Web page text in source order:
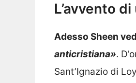
L’avvento
Adesso Sheen
anticristiana».
Sant’Ignazio di